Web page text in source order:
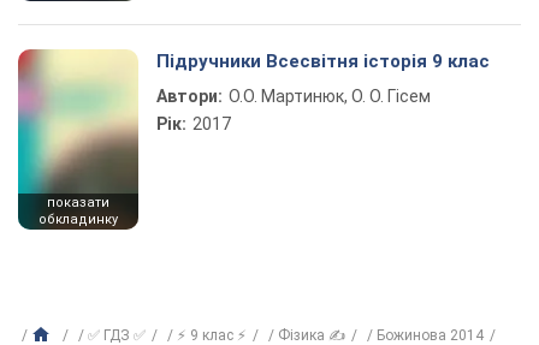
показати
обкладинку
Підручники Всесвітня історія 9 клас
Автори: О.О. Мартинюк, О. О. Гісем
Рік: 2017
✅ ГДЗ ✅ ⚡ 9 клас ⚡ Фізика ✍
Божинова 2014